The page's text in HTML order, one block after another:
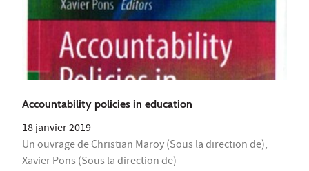
Accountability policies in education
18 janvier 2019
Un ouvrage de Christian Maroy (Sous la direction de),
Xavier Pons (Sous la direction de)